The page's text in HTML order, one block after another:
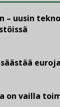
– uusin
euroja
on vailla